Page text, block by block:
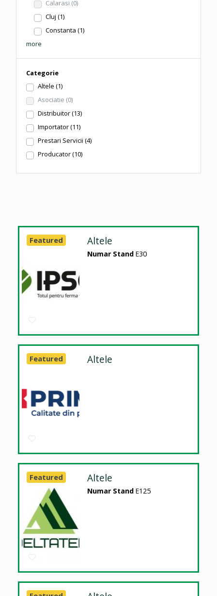
Calarasi (0)
Cluj (1)
Constanta (1)
more
Categorie
Altele (1)
Asociatie (0)
Distribuitor(13)
Importator(11)
Prestari Servicii (4)
Producator(10)
Altele
Numar Stand E30
Featured
Altele
Featured
Altele
Numar Stand E125
Featured